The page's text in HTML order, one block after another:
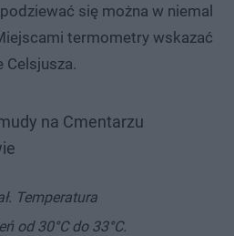
się można w niemal
termometry wskazać
Celsjusza.
na Cmentarzu
Temperatura
od 30°C do 33°C.